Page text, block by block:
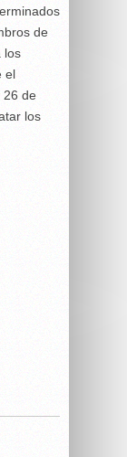
de
los
el
26 de
los